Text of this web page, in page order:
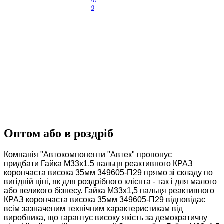
9
Оптом або в роздріб
Компанія "Автокомпоненти "Автек" пропонує
придбати Гайка М33х1,5 пальця реактивного КРАЗ
корончаcта висока 35мм 349605-П29 прямо зі складу по
вигідній ціні, як для роздрібного клієнта - так і для малого
або великого бізнесу. Гайка М33х1,5 пальця реактивного
КРАЗ корончаcта висока 35мм 349605-П29 відповідає
всім зазначеним технічним характеристикам від
виробника, що гарантує високу якість за демократичну